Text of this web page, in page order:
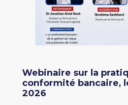
Webinaire sur la
conformité bancaire,
2026